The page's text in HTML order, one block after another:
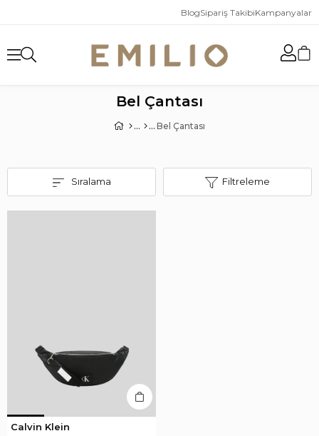
BlogSipariş TakibiKampanyalar
Bel Çantası
Bel Çantası
Filtreleme
Sıralama
Calvin Klein